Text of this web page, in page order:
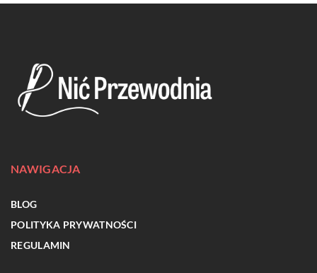
NAWIGACJA
BLOG
POLITYKA PRYWATNOŚCI
REGULAMIN